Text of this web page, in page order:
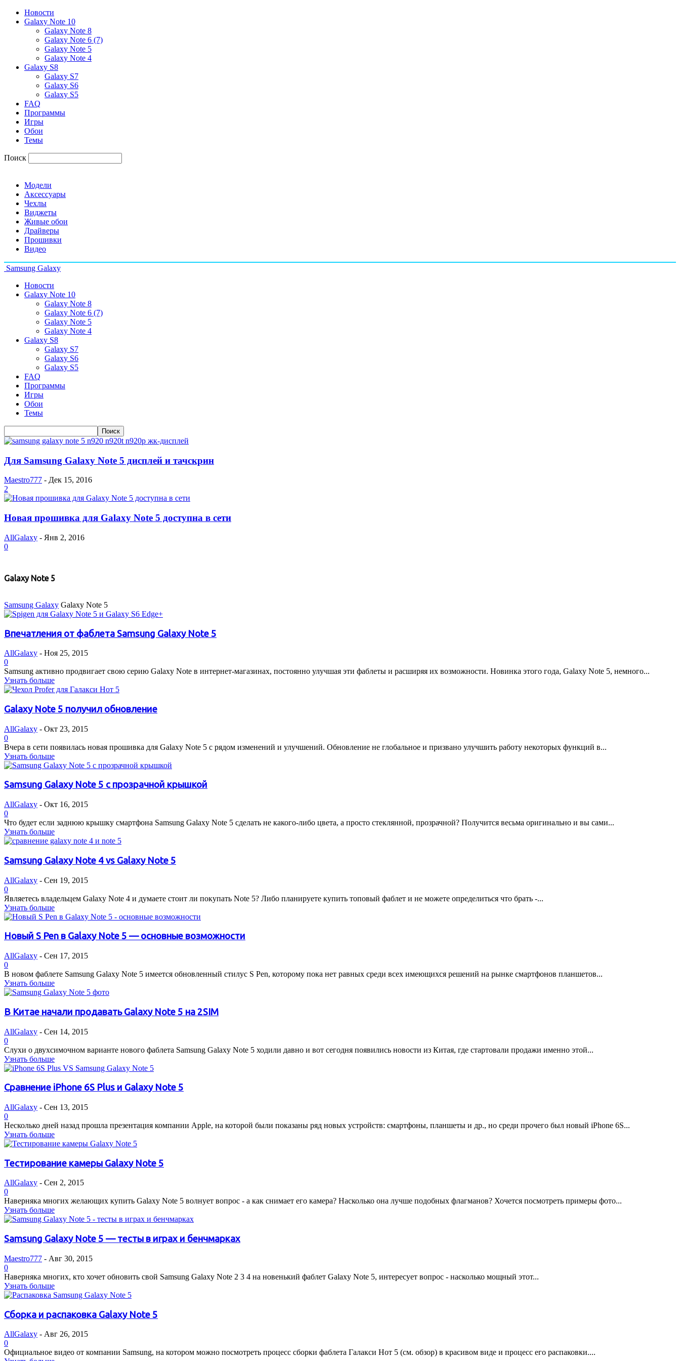
Новости
Galaxy Note 10
Galaxy Note 8
Galaxy Note 6 (7)
Galaxy Note 5
Galaxy Note 4
Galaxy S8
Galaxy S7
Galaxy S6
Galaxy S5
FAQ
Программы
Игры
Обои
Темы
Поиск
Модели
Аксессуары
Чехлы
Виджеты
Живые обои
Драйверы
Прошивки
Видео
Samsung Galaxy
Новости
Galaxy Note 10
Galaxy Note 8
Galaxy Note 6 (7)
Galaxy Note 5
Galaxy Note 4
Galaxy S8
Galaxy S7
Galaxy S6
Galaxy S5
FAQ
Программы
Игры
Обои
Темы
Для Samsung Galaxy Note 5 дисплей и тачскрин
Maestro777 - Дек 15, 2016
2
Новая прошивка для Galaxy Note 5 доступна в сети
AllGalaxy - Янв 2, 2016
0
Galaxy Note 5
Samsung Galaxy Galaxy Note 5
Впечатления от фаблета Samsung Galaxy Note 5
AllGalaxy - Ноя 25, 2015
0
Samsung активно продвигает свою серию Galaxy Note в интернет-магазинах, постоянно улучшая эти фаблеты и расширяя их возможности. Новинка этого года, Galaxy Note 5, немного...
Узнать больше
Galaxy Note 5 получил обновление
AllGalaxy - Окт 23, 2015
0
Вчера в сети появилась новая прошивка для Galaxy Note 5 с рядом изменений и улучшений. Обновление не глобальное и призвано улучшить работу некоторых функций в...
Узнать больше
Samsung Galaxy Note 5 с прозрачной крышкой
AllGalaxy - Окт 16, 2015
0
Что будет если заднюю крышку смартфона Samsung Galaxy Note 5 сделать не какого-либо цвета, а просто стеклянной, прозрачной? Получится весьма оригинально и вы сами...
Узнать больше
Samsung Galaxy Note 4 vs Galaxy Note 5
AllGalaxy - Сен 19, 2015
0
Являетесь владельцем Galaxy Note 4 и думаете стоит ли покупать Note 5? Либо планируете купить топовый фаблет и не можете определиться что брать -...
Узнать больше
Новый S Pen в Galaxy Note 5 — основные возможности
AllGalaxy - Сен 17, 2015
0
В новом фаблете Samsung Galaxy Note 5 имеется обновленный стилус S Pen, которому пока нет равных среди всех имеющихся решений на рынке смартфонов планшетов...
Узнать больше
В Китае начали продавать Galaxy Note 5 на 2SIM
AllGalaxy - Сен 14, 2015
0
Слухи о двухсимочном варианте нового фаблета Samsung Galaxy Note 5 ходили давно и вот сегодня появились новости из Китая, где стартовали продажи именно этой...
Узнать больше
Сравнение iPhone 6S Plus и Galaxy Note 5
AllGalaxy - Сен 13, 2015
0
Несколько дней назад прошла презентация компании Apple, на которой были показаны ряд новых устройств: смартфоны, планшеты и др., но среди прочего был новый iPhone 6S...
Узнать больше
Тестирование камеры Galaxy Note 5
AllGalaxy - Сен 2, 2015
0
Наверняка многих желающих купить Galaxy Note 5 волнует вопрос - а как снимает его камера? Насколько она лучше подобных флагманов? Хочется посмотреть примеры фото...
Узнать больше
Samsung Galaxy Note 5 — тесты в играх и бенчмарках
Maestro777 - Авг 30, 2015
0
Наверняка многих, кто хочет обновить свой Samsung Galaxy Note 2 3 4 на новенький фаблет Galaxy Note 5, интересует вопрос - насколько мощный этот...
Узнать больше
Сборка и распаковка Galaxy Note 5
AllGalaxy - Авг 26, 2015
0
Официальное видео от компании Samsung, на котором можно посмотреть процесс сборки фаблета Галакси Нот 5 (см. обзор) в красивом виде и процесс его распаковки....